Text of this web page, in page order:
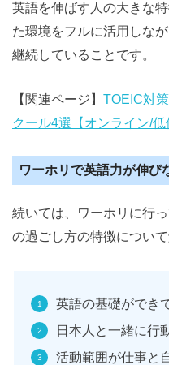
英語を伸ばす人の大きな
た環境をフルに活用しな
継続していることです。
【関連ページ】 TOEIC対
クール4選【オンライン/低
ワーホリで英語力が伸び
続いては、ワーホリに行
の過ごし方の特徴について
英語の基礎ができ
日本人と一緒に行
活動範囲が仕事と